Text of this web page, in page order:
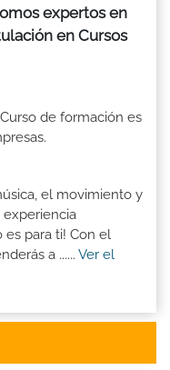
expertos en
en Cursos
de formación es
el movimiento y
experiencia
es para ti! Con el
a ...... Ver el